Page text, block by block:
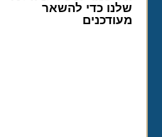
שלנו כדי להשאר
מעודכנים